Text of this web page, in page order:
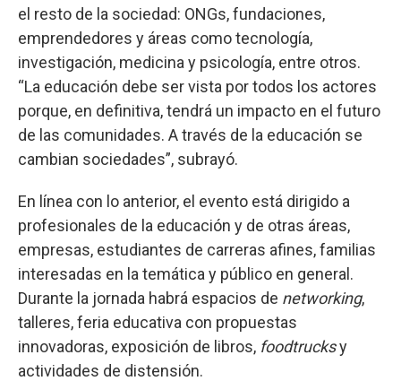
el resto de la sociedad: ONGs, fundaciones,
emprendedores y áreas como tecnología,
investigación, medicina y psicología, entre otros.
“La educación debe ser vista por todos los actores
porque, en definitiva, tendrá un impacto en el futuro
de las comunidades. A través de la educación se
cambian sociedades”, subrayó.
En línea con lo anterior, el evento está dirigido a
profesionales de la educación y de otras áreas,
empresas, estudiantes de carreras afines, familias
interesadas en la temática y público en general.
Durante la jornada habrá espacios de networking,
talleres, feria educativa con propuestas
innovadoras, exposición de libros, foodtrucksy
actividades de distensión.